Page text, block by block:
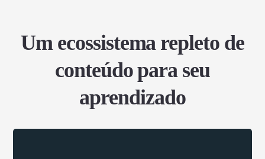
Um ecossistema repleto de
conteúdo para seu
aprendizado